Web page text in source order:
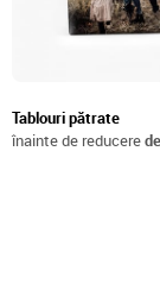
Tablouri pătrate
înainte de reducere